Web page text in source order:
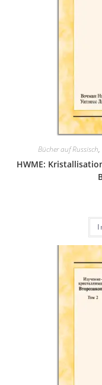
Bücher auf Russisch,
HWME: